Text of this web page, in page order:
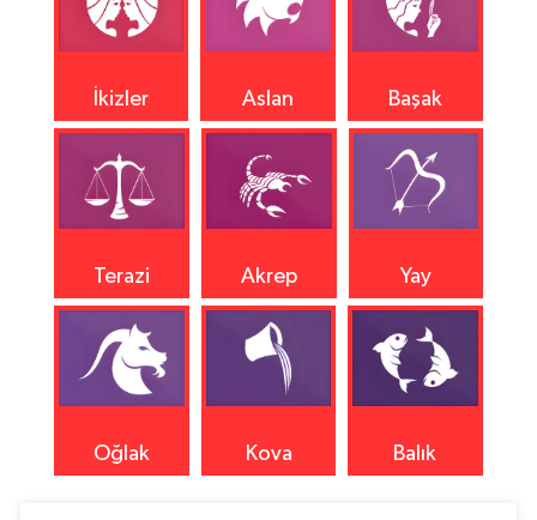
İkizler Aslan Başak
Terazi Akrep Yay
Oğlak Kova Balık